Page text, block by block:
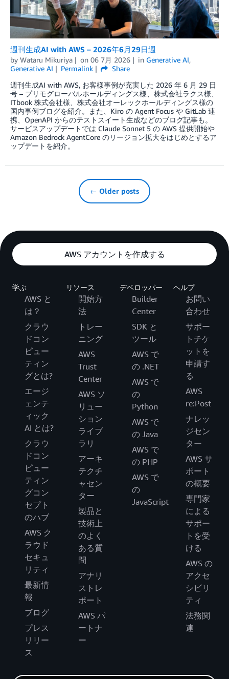
週刊生成AI with AWS – 2026年6月29日週
by Wataru Mikuriya on 06 7月 2026 in Generative AI,
Generative AI
Permalink
Share
週刊生成AI with AWS, お客様事例が充実した 2026 年 6 月 29 日
号 – プリモグローバルホールディングス様、株式会社ラクス様、
ITbook 株式会社様、株式会社オーレックホールディングス様の
国内事例ブログを紹介。また、Kiro の Agent Focus や GitLab 連
携、OpenAPI からのテストスイート生成などのブログ記事も。
サービスアップデートでは Claude Sonnet 5 の AWS 提供開始や
Amazon Bedrock AgentCore のリージョン拡大をはじめとするア
ップデートを紹介。
← Older posts
AWS アカウントを作成する
学ぶ
AWS と
は？
クラウ
ドコン
ピュー
ティン
グとは?
エージ
ェンテ
ィック
AI とは?
クラウ
ドコン
ピュー
ティン
グコン
セプト
のハブ
AWS ク
ラウド
セキュ
リティ
最新情
報
ブログ
プレス
リリー
ス
リソース
開始方
法
トレー
ニング
AWS
Trust
Center
AWS ソ
リュー
ション
ライブ
ラリ
アーキ
テクチ
ャセン
ター
製品と
技術上
のよく
ある質
問
アナリ
ストレ
ポート
AWS パ
ートナ
ー
デベロッパー
Builder
Center
SDK と
ツール
AWS で
の .NET
AWS で
の
Python
AWS で
の Java
AWS で
の PHP
AWS で
の
JavaScript
ヘルプ
お問い
合わせ
サポー
トチケ
ットを
申請す
る
AWS
re:Post
ナレッ
ジセン
ター
AWS サ
ポート
の概要
専門家
による
サポー
トを受
ける
AWS の
アクセ
シビリ
ティ
法務関
連